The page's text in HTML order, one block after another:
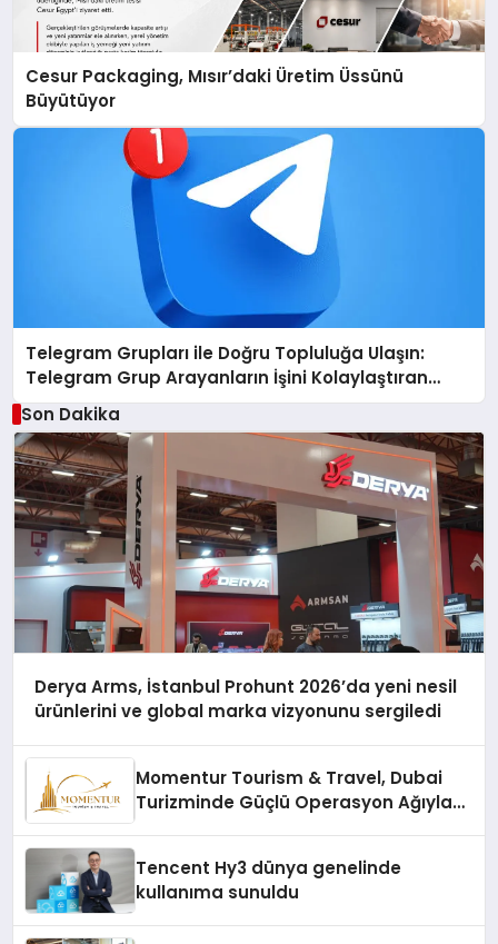
Cesur Packaging, Mısır’daki Üretim Üssünü
Büyütüyor
Telegram Grupları ile Doğru Topluluğa Ulaşın:
Telegram Grup Arayanların İşini Kolaylaştıran
Çözüm
Son Dakika
Derya Arms, İstanbul Prohunt 2026’da yeni nesil
ürünlerini ve global marka vizyonunu sergiledi
Momentur Tourism & Travel, Dubai
Turizminde Güçlü Operasyon Ağıyla
Tencent Hy3 dünya genelinde
kullanıma sunuldu